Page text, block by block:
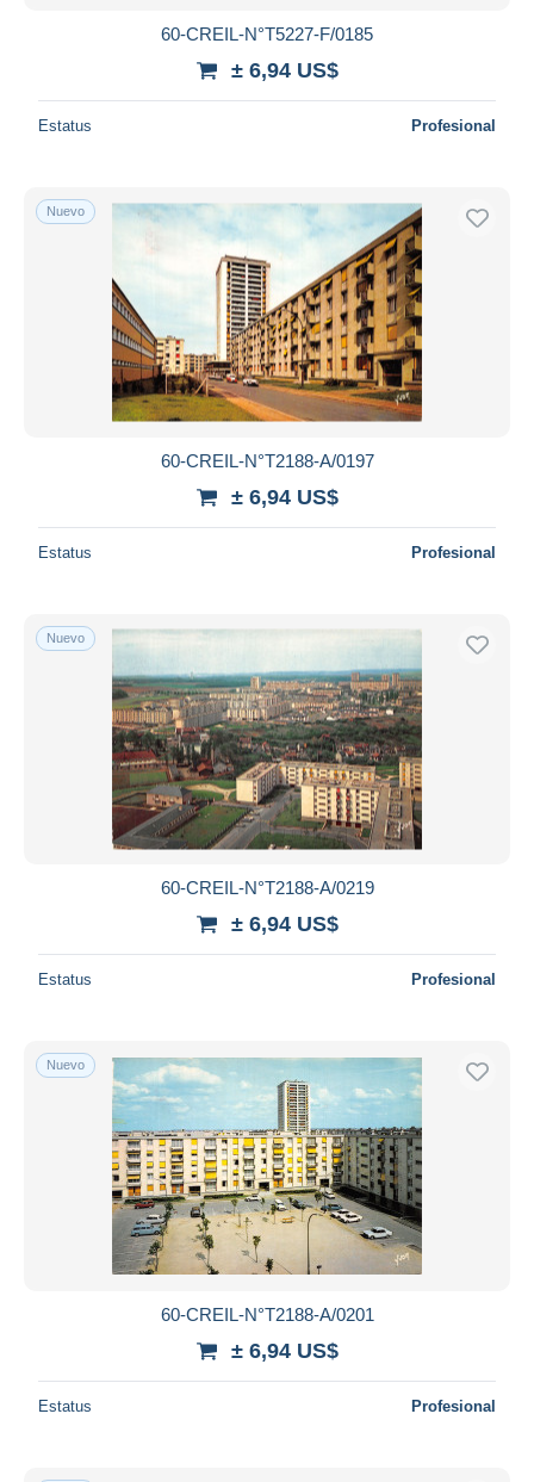
60-CREIL-N°T5227-F/0185
± 6,94 US$
Estatus Profesional
Nuevo
60-CREIL-N°T2188-A/0197
± 6,94 US$
Estatus Profesional
Nuevo
60-CREIL-N°T2188-A/0219
± 6,94 US$
Estatus Profesional
Nuevo
60-CREIL-N°T2188-A/0201
± 6,94 US$
Estatus Profesional